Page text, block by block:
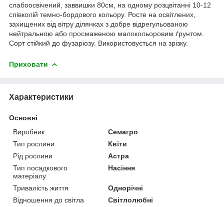
слабоосвічений, заввишки 80см, на одному розцвітанні 10-12
співколій темно-бордового кольору. Росте на освітлених,
захищених від вітру ділянках з добре відрегульованою
нейтральною або просмаженою малокольоровим ґрунтом.
Сорт стійкий до фузаріозу. Використовується на зрізку.
Приховати
Характеристики
Основні
Виробник
Семагро
Тип рослини
Квіти
Рід рослини
Астра
Тип посадкового
матеріалу
Насіння
Тривалість життя
Однорічні
Відношення до світла
Світлолюбні